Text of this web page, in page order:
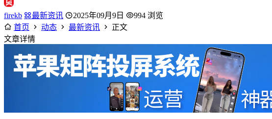
firekb 最新资讯 2025年09月9日
994 浏览
首页
动态 最新资讯
正文
文章详情